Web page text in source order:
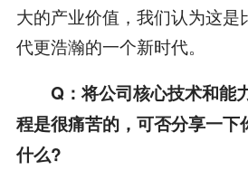
大的产业价值，我们认为这是
代更浩瀚的一个新时代。
Q：将公司核心技术和能
程是很痛苦的，可否分享一下
什么?